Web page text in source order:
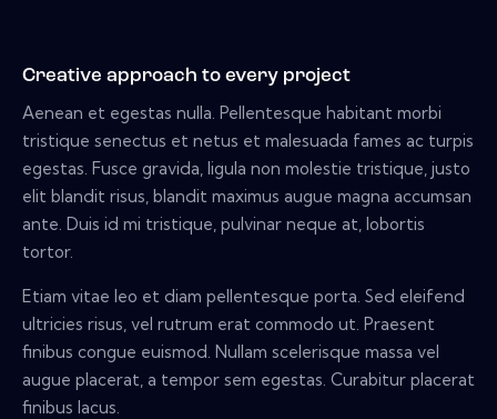
Creative approach to every project
Aenean et egestas nulla. Pellentesque habitant morbi
tristique senectus et netus et malesuada fames ac turpis
egestas. Fusce gravida, ligula non molestie tristique, justo
elit blandit risus, blandit maximus augue magna accumsan
ante. Duis id mi tristique, pulvinar neque at, lobortis
tortor.
Etiam vitae leo et diam pellentesque porta. Sed eleifend
ultricies risus, vel rutrum erat commodo ut. Praesent
finibus congue euismod. Nullam scelerisque massa vel
augue placerat, a tempor sem egestas. Curabitur placerat
finibus lacus.